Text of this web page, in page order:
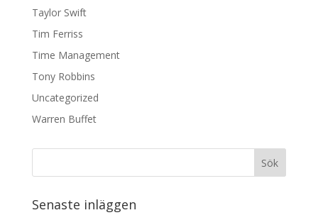
Taylor Swift
Tim Ferriss
Time Management
Tony Robbins
Uncategorized
Warren Buffet
Senaste inläggen